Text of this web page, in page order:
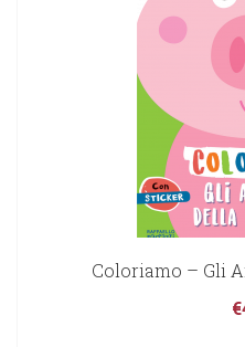
Coloriamo – Gli
€